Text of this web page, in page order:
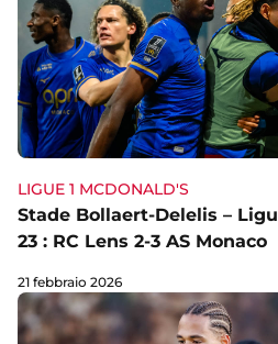
LIGUE 1 MCDONALD'S
Stade Bollaert-Delelis –
23 : RC Lens 2-3 AS Monaco
21 febbraio 2026